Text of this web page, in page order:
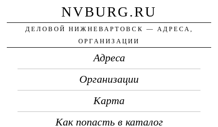
NVBURG.RU
ДЕЛОВОЙ НИЖНЕВАРТОВСК — АДРЕСА,
ОРГАНИЗАЦИИ
Адреса
Организации
Карта
Как попасть в каталог